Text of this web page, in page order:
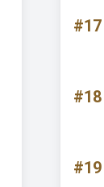
#17
#18
#19